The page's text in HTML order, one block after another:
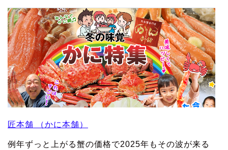
匠本舗 （かに本舗）
例年ずっと上がる蟹の価格で2025年もその波が来る